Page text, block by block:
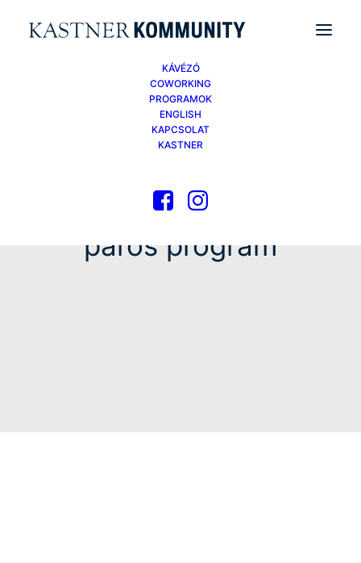
KÁVÉZÓ
COWORKING
PROGRAMOK
ENGLISH
KAPCSOLAT
KASTNER
páros program